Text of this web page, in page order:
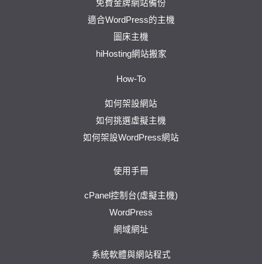
免費金牌網站備份
適合WordPress的主機
圖床主機
hiHosting網站搬家
How-To
如何架設網站
如何挑選虛擬主機
如何架設WordPress網站
使用手冊
cPanel控制台(虛擬主機)
WordPress
網域網址
系統軟體與網站程式